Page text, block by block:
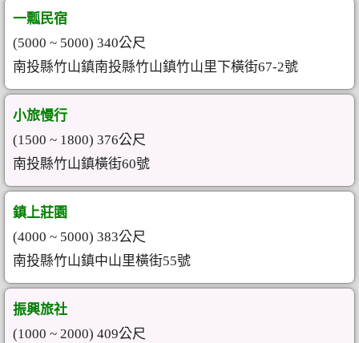
一瓢民宿
(5000 ~ 5000) 340公尺
南投縣竹山鎮南投縣竹山鎮竹山里下橫街67-2號
小旅慢行
(1500 ~ 1800) 376公尺
南投縣竹山鎮橫街60號
鎮上莊園
(4000 ~ 5000) 383公尺
南投縣竹山鎮中山里橫街55號
振興旅社
(1000 ~ 2000) 409公尺